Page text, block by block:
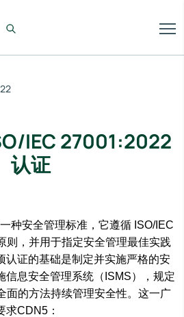
IEC 27001:2022
认证
种安全管理标准，它遵循 ISO/IEC
则，并用于指定安全管理最佳实践
认证的基础是制定并实施严格的安
信息安全管理系统（ISMS），规定
面的方法持续管理安全性。这一广
求CDN5：